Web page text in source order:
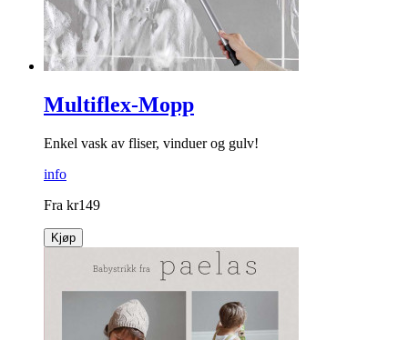
Multiflex-Mopp
Enkel vask av fliser, vinduer og gulv!
info
Fra kr149
Kjøp